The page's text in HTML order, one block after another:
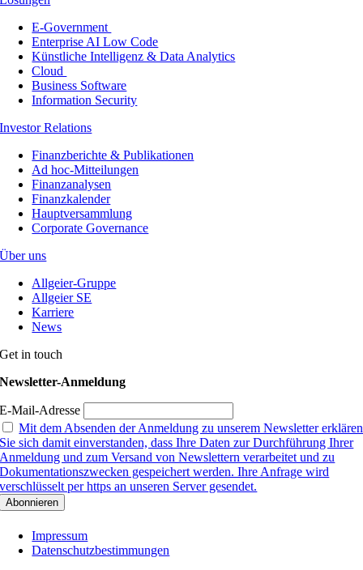
E-Government
Enterprise AI Low Code
Künstliche Intelligenz & Data Analytics
Cloud
Business Software
Information Security
Investor Relations
Finanzberichte & Publikationen
Ad hoc-Mitteilungen
Finanzanalysen
Finanzkalender
Hauptversammlung
Corporate Governance
Über uns
Allgeier-Gruppe
Allgeier SE
Karriere
News
Get in touch
Newsletter-Anmeldung
E-Mail-Adresse
Mit dem Absenden der Anmeldung zu unserem Newsletter erklären
Sie sich damit einverstanden, dass Ihre Daten zur Durchführung Ihrer
Anmeldung und zum Versand von Newslettern verarbeitet und zu
Dokumentationszwecken gespeichert werden. Ihre Anfrage wird
verschlüsselt per https an unseren Server gesendet.
Impressum
Datenschutzbestimmungen